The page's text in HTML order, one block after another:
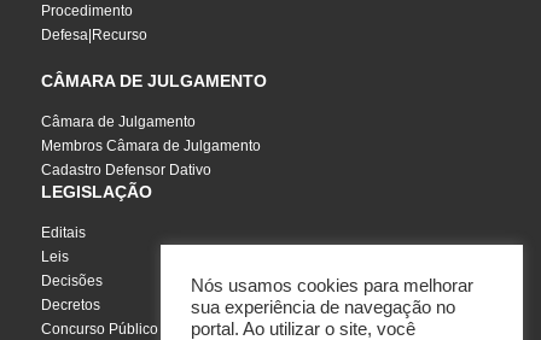
Procedimento
Defesa|Recurso
CÂMARA DE JULGAMENTO
Câmara de Julgamento
Membros Câmara de Julgamento
Cadastro Defensor Dativo
LEGISLAÇÃO
Editais
Leis
Decisões
Decretos
Concurso Público
Nós usamos cookies para melhorar
sua experiência de navegação no
portal. Ao utilizar o site, você